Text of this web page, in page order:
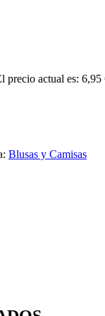
precio actual es: 6,95
Blusas y Camisas